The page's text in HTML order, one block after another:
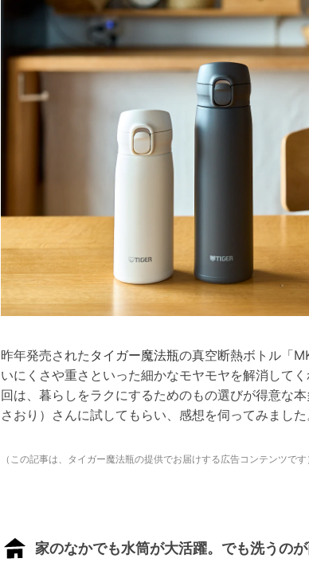
昨年発売された タイガー魔法瓶の真空断熱ボトル「
いにくさや重さといった細かなモヤモヤを解消して
回は、暮らしをラクにするためのもの選びが得意な
さおり）さんに試してもらい、感想を伺ってみました
（この記事は、タイガー魔法瓶の提供でお届けする広告コンテンツです
家のなかでも水筒が大活躍。でも洗うの